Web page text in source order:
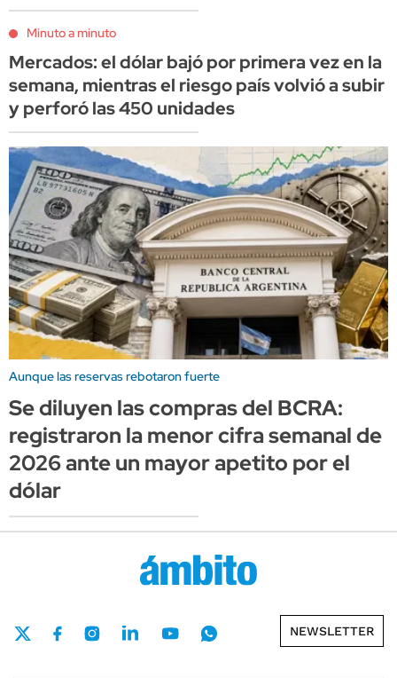
Minuto a minuto
Mercados: el dólar bajó por primera vez en la
semana, mientras el riesgo país volvió a subir
y perforó las 450 unidades
Aunque las reservas rebotaron fuerte
Se diluyen las compras del BCRA:
registraron la menor cifra semanal de
2026 ante un mayor apetito por el
dólar
NEWSLETTER